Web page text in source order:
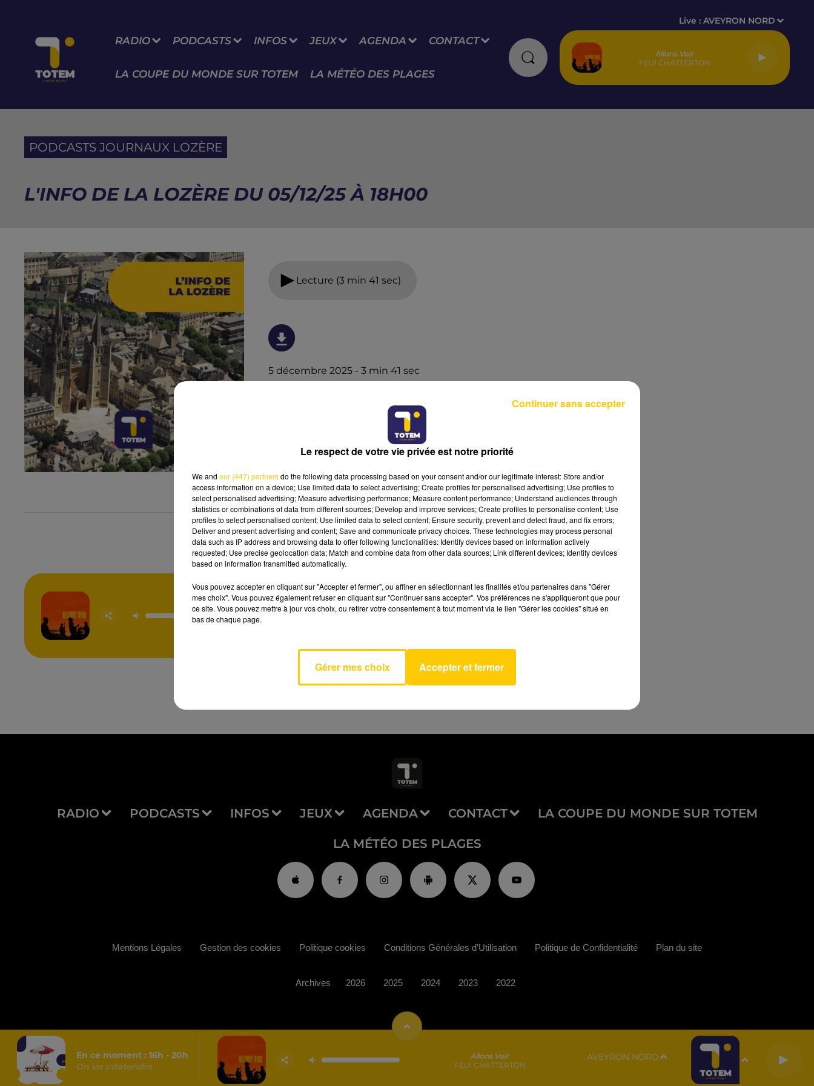
RADIO PODCASTS INFOS JEUX AGENDA CONTACT
LA COUPE DU MONDE SUR TOTEM LA MÉTÉO DES PLAGES
Live :AVEYRON NORD
Allons Voir
FEU! CHATTERTON
PODCASTS JOURNAUX LOZÈRE
L'INFO DE LA LOZÈRE DU 05/12/25 À 18H00
Lecture (3 min 41 sec)
5 décembre 2025 - 3 min 41 sec
Allons Voir
FEU!
CHATTERTON
AVEYRON NORD
RADIO PODCASTS INFOS JEUX AGENDA CONTACT LA COUPE DU MONDE SUR TOTEM
LA MÉTÉO DES PLAGES
En ce moment : 16h - 20h
On va s'détendre
Allons Voir
FEU! CHATTERTON
AVEYRON NORD
Mentions Légales Gestion des cookies Politique cookies Conditions Générales d'Utilisation Politique de Confidentialité Plan du site
Archives 2026 2025 2024 2023 2022
Le respect de votre vie privée est notre priorité
We and our (447) partnersdo the following data processing based on your consent and/or our legitimate interest: Store and/or
access information on a device; Use limited data to select advertising; Create profiles for personalised advertising; Use profiles to
select personalised advertising; Measure advertising performance; Measure content performance; Understand audiences through
statistics or combinations of data from different sources; Develop and improve services; Create profiles to personalise content; Use
profiles to select personalised content; Use limited data to select content; Ensure security, prevent and detect fraud, and fix errors;
Deliver and present advertising and content; Save and communicate privacy choices. These technologies may process personal
data such as IP address and browsing data to offer following functionalities: Identify devices based on information actively
requested; Use precise geolocation data; Match and combine data from other data sources; Link different devices; Identify devices
based on information transmitted automatically.
Vous pouvez accepter en cliquant sur "Accepter et fermer", ou affiner en sélectionnant les finalités et/ou partenaires dans "Gérer
mes choix". Vous pouvez également refuser en cliquant sur "Continuer sans accepter". Vos préférences ne s'appliqueront que pour
ce site. Vous pouvez mettre à jour vos choix, ou retirer votre consentement à tout moment via le lien "Gérer les cookies" situé en
bas de chaque page.
Gérer mes choix Accepter et fermer
Continuer sans accepter